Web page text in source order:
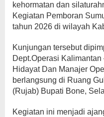
kehormatan dan
Kegiatan Pemboran
tahun 2026 di wilayah
Kunjungan tersebut
Dept.Operasi
Hidayat Dan Manajer
berlangsung di Ruang
(Rujab) Bupati Bone,
Kegiatan ini menjadi